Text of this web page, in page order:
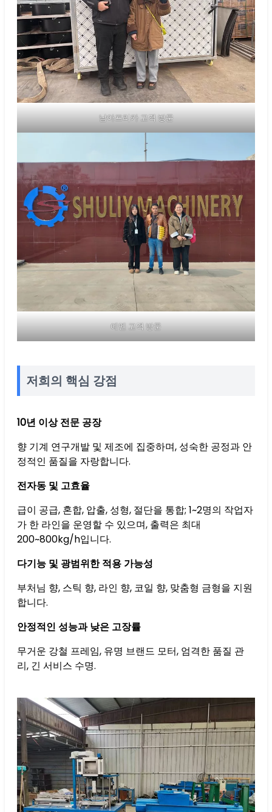
남아프리카 고객 방문
예멘 고객 방문
저희의 핵심 강점
10년 이상 전문 공장
향 기계 연구개발 및 제조에 집중하며, 성숙한 공정과 안
정적인 품질을 자랑합니다.
전자동 및 고효율
급이 공급, 혼합, 압출, 성형, 절단을 통합; 1~2명의 작업자
가 한 라인을 운영할 수 있으며, 출력은 최대
200~800kg/h입니다.
다기능 및 광범위한 적용 가능성
부처님 향, 스틱 향, 라인 향, 코일 향, 맞춤형 금형을 지원
합니다.
안정적인 성능과 낮은 고장률
무거운 강철 프레임, 유명 브랜드 모터, 엄격한 품질 관
리, 긴 서비스 수명.